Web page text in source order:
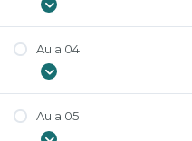
Atividade de
02
Aula 03
Atividade de
03
Aula 04
Aula 04
Aula 05